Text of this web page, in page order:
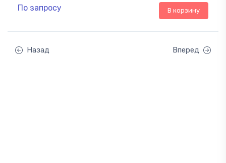
По запросу В корзину
Назад Вперед